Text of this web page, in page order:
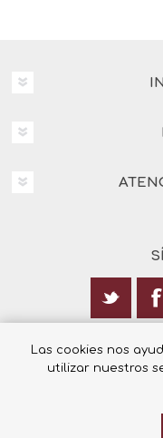
Las cookies nos
utilizar nuestros